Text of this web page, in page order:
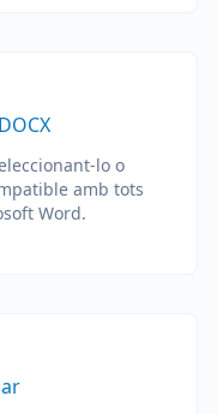
lo o
amb tots
Word.